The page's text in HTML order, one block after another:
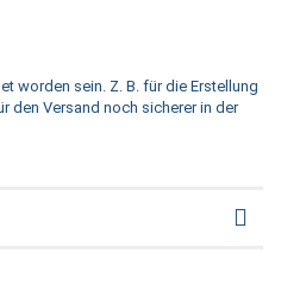
worden sein. Z. B. für die Erstellung
den Versand noch sicherer in der